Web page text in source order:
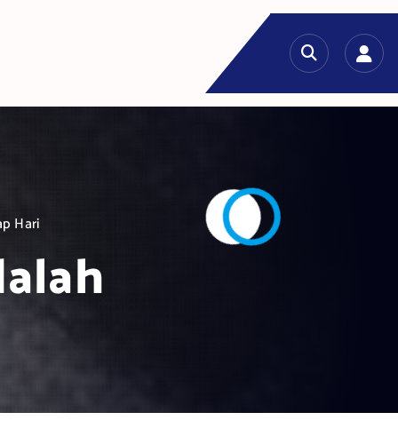
Hari